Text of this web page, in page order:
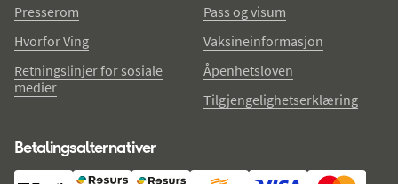
Presserom
Hvorfor Ving
Retningslinjer for sosiale
medier
Pass og visum
Vaksineinformasjon
Åpenhetsloven
Tilgjengelighetserklæring
Betalingsalternativer